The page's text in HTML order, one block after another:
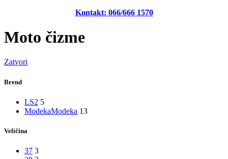
Kontakt: 066/666 1570
Moto čizme
Zatvori
Brend
LS2 5
ModekaModeka 13
Veličina
37 3